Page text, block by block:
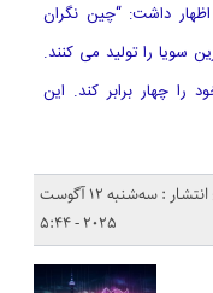
داشت: “چین نگران
سویا را تولید می کنند.
را چهار برابر کند. این
تاریخ انتشار : سه‌شنبه 12 آگوست
2025 - 5:44